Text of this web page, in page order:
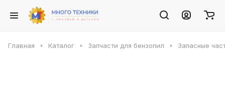
Главная Каталог Запчасти для бензопил Запасные